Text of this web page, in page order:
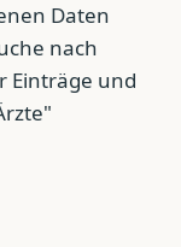
Daten
nach
Einträge und